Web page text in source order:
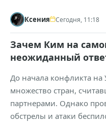
Ксения Сегодня, 11:18
Зачем Ким на
неожиданный
До начала конфликта
множество стран,
партнерами. Однако
обстрелы и атаки